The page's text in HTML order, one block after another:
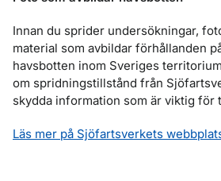
Innan du sprider undersökningar,
material som avbildar förhållanden
havsbotten inom Sveriges
om spridningstillstånd från
skydda information som är viktig för
Läs mer på Sjöfartsverkets